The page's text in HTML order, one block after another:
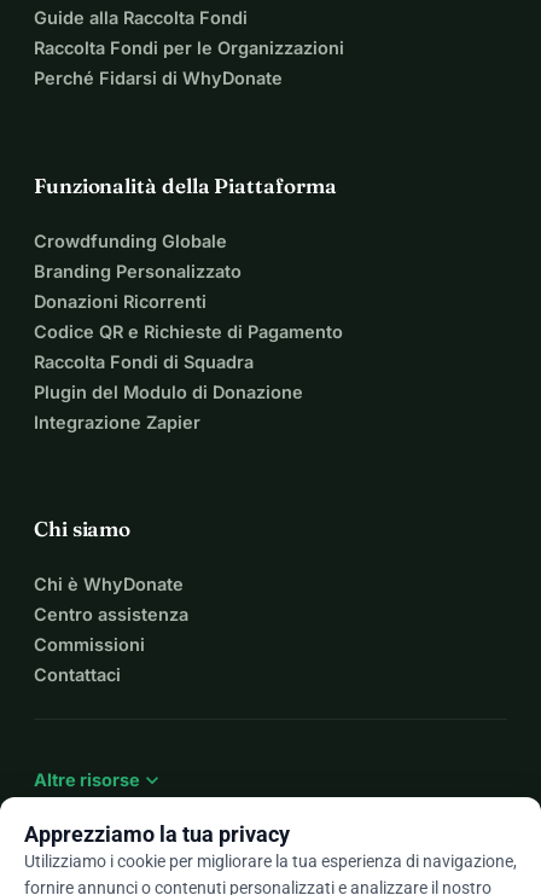
Guide alla Raccolta Fondi
Raccolta Fondi per le Organizzazioni
Perché Fidarsi di WhyDonate
Funzionalità della Piattaforma
Crowdfunding Globale
Branding Personalizzato
Donazioni Ricorrenti
Codice QR e Richieste di Pagamento
Raccolta Fondi di Squadra
Plugin del Modulo di Donazione
Integrazione Zapier
Chi siamo
Chi è WhyDonate
Centro assistenza
Commissioni
Contattaci
Altre risorse expand_more
Apprezziamo la tua privacy
Utilizziamo i cookie per migliorare la tua esperienza di navigazione,
fornire annunci o contenuti personalizzati e analizzare il nostro